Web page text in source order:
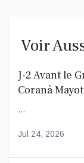
Voir
J-2 Avant le
Coranà
...
Jul 24, 2026